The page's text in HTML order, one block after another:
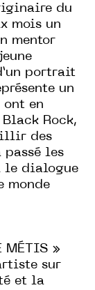
du
mois un
mentor
portrait
un
en
Rock,
des
passé les
le dialogue
monde
MÉTIS »
sur
et la